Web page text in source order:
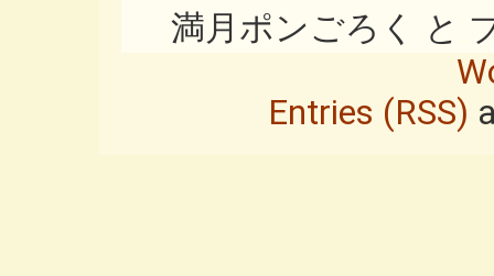
満月ポンごろく と
Entries (RSS)